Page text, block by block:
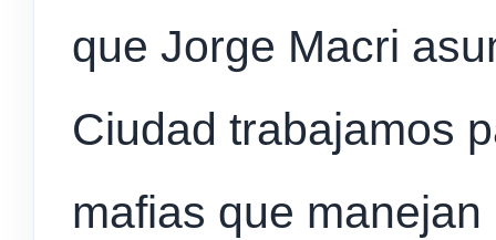
que Jorge Macri
Ciudad trabajamos
mafias que